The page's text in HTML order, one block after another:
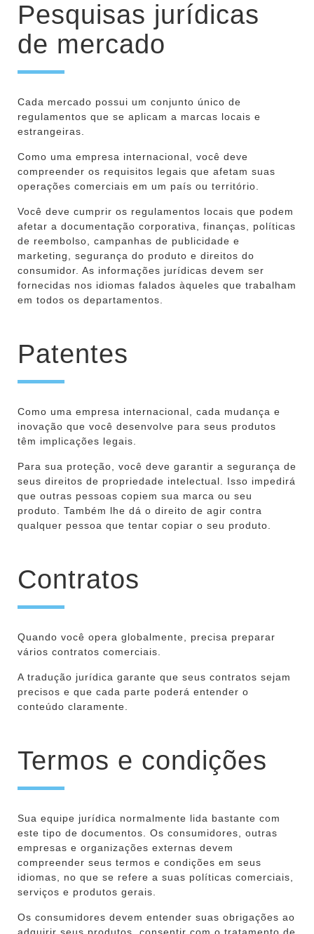
Pesquisas jurídicas
de mercado
Cada mercado possui um conjunto único de
regulamentos que se aplicam a marcas locais e
estrangeiras.
Como uma empresa internacional, você deve
compreender os requisitos legais que afetam suas
operações comerciais em um país ou território.
Você deve cumprir os regulamentos locais que podem
afetar a documentação corporativa, finanças, políticas
de reembolso, campanhas de publicidade e
marketing, segurança do produto e direitos do
consumidor. As informações jurídicas devem ser
fornecidas nos idiomas falados àqueles que trabalham
em todos os departamentos.
Patentes
Como uma empresa internacional, cada mudança e
inovação que você desenvolve para seus produtos
têm implicações legais.
Para sua proteção, você deve garantir a segurança de
seus direitos de propriedade intelectual. Isso impedirá
que outras pessoas copiem sua marca ou seu
produto. Também lhe dá o direito de agir contra
qualquer pessoa que tentar copiar o seu produto.
Contratos
Quando você opera globalmente, precisa preparar
vários contratos comerciais.
A tradução jurídica garante que seus contratos sejam
precisos e que cada parte poderá entender o
conteúdo claramente.
Termos e condições
Sua equipe jurídica normalmente lida bastante com
este tipo de documentos. Os consumidores, outras
empresas e organizações externas devem
compreender seus termos e condições em seus
idiomas, no que se refere a suas políticas comerciais,
serviços e produtos gerais.
Os consumidores devem entender suas obrigações ao